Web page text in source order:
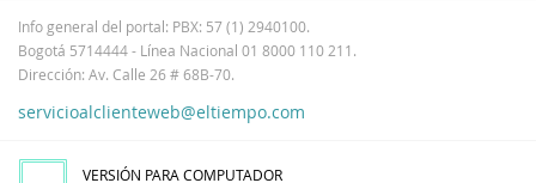
Info general del portal: PBX: 57 (1) 2940100.
Bogotá 5714444 - Línea Nacional 01 8000 110 211.
Dirección: Av. Calle 26 # 68B-70.
servicioalclienteweb@eltiempo.com
VERSIÓN PARA COMPUTADOR